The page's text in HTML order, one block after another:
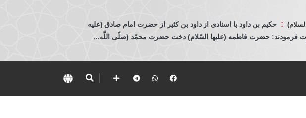
: حكيم بن داود با اسنادی از داود بن كثير از حضرت امام صادق (عليه
فرمودند: حضرت فاطمه (عليها السّلام) دخت حضرت محمّد (صلّى اللَّه...